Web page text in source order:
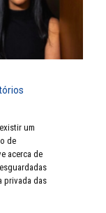
um
de
acerca de
privada das